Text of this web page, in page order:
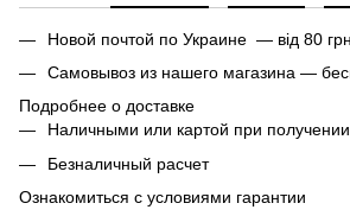
Новой почтой по Украине — від 80 грн
Самовывоз из нашего магазина —
Подробнее о доставке
Наличными или картой при получении
Безналичный расчет
Ознакомиться с условиями гарантии